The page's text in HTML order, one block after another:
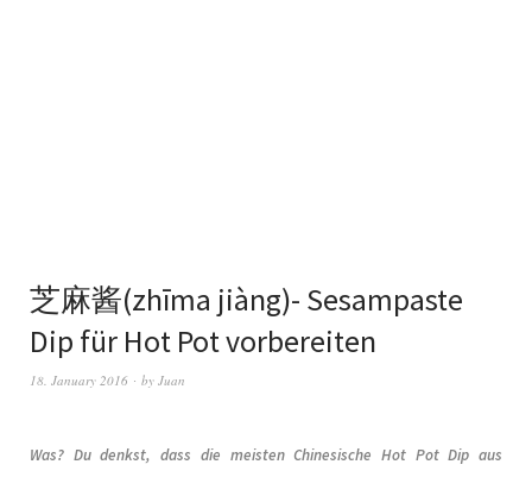
芝麻酱(zhīma jiàng)- Sesampaste
Dip für Hot Pot vorbereiten
18. January 2016 by Juan
Was? Du denkst, dass die meisten Chinesische Hot Pot Dip aus